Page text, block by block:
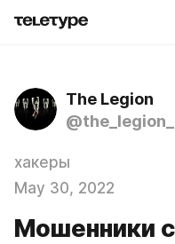
The Legion
хакеры
May 30, 2022
Мошенники